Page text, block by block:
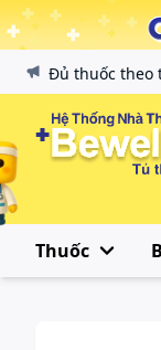
Đủ thuốc theo
Thuốc